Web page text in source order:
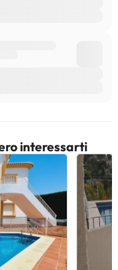
interessarti